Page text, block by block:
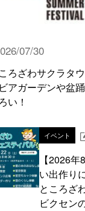
07/30
ころざわサクラタ
アガーデンや盆
い！
イベント
【2026
い出作り
ところざ
ビクセン